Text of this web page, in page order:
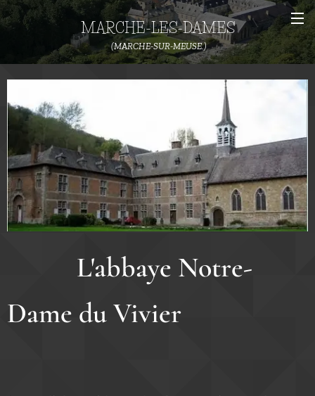
MARCHE-LES-DAMES
(MARCHE-SUR-MEUSE.)
L'abbaye Notre-
Dame du Vivier